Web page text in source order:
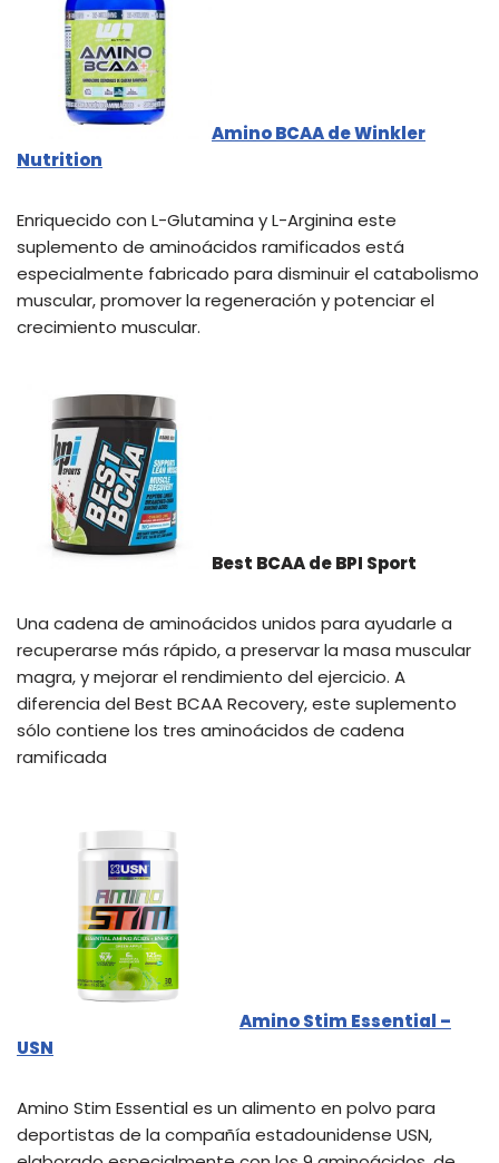
Amino BCAA de Winkler
Nutrition
Enriquecido con L-Glutamina y L-Arginina este
suplemento de aminoácidos ramificados está
especialmente fabricado para disminuir el catabolismo
muscular, promover la regeneración y potenciar el
crecimiento muscular.
Best BCAA de BPI Sport
Una cadena de aminoácidos unidos para ayudarle a
recuperarse más rápido, a preservar la masa muscular
magra, y mejorar el rendimiento del ejercicio. A
diferencia del Best BCAA Recovery, este suplemento
sólo contiene los tres aminoácidos de cadena
ramificada
Amino Stim Essential –
USN
Amino Stim Essential es un alimento en polvo para
deportistas de la compañía estadounidense USN,